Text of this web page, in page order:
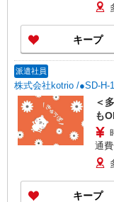
キープ
派遣社員
株式会社kotrio /●SD-H-
＜
も
通
キープ